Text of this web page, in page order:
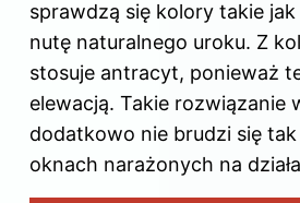
sprawdzą się kolory takie
nutę naturalnego uroku. Z
stosuje antracyt, ponieważ
elewacją. Takie rozwiązanie
dodatkowo nie brudzi się
oknach narażonych na